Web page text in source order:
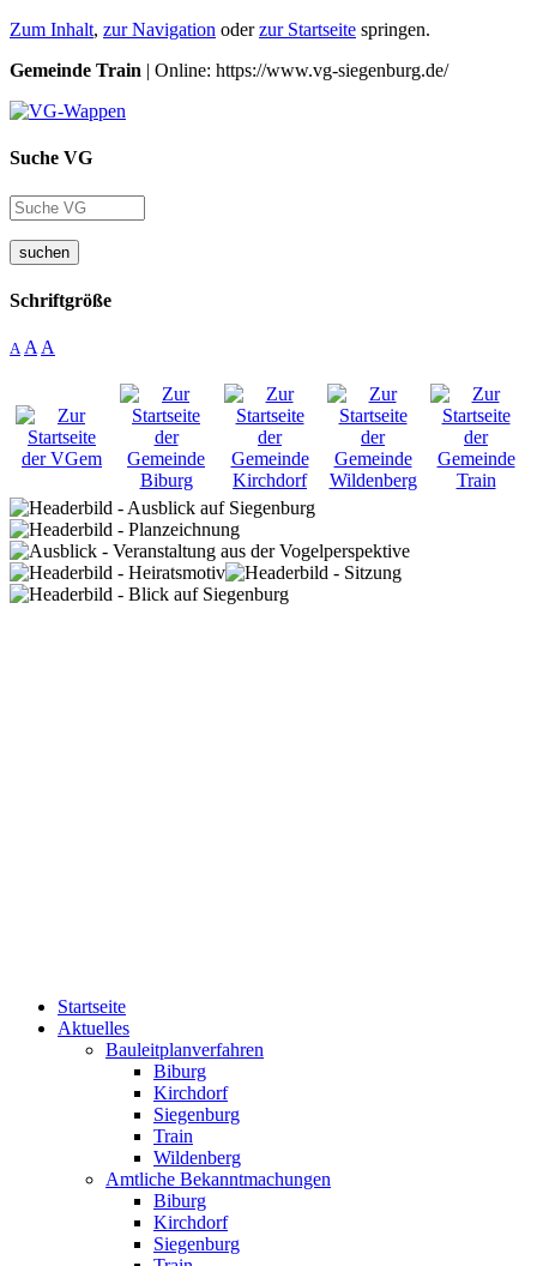
Zum Inhalt, zur Navigation oderzur Startseite springen.
Gemeinde Train | Online: https://www.vg-siegenburg.de/
Suche VG
suchen
Schriftgröße
A A A
Startseite
Aktuelles
Bauleitplanverfahren
Biburg
Kirchdorf
Siegenburg
Train
Wildenberg
Amtliche Bekanntmachungen
Biburg
Kirchdorf
Siegenburg